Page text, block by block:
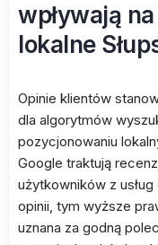
wpływają
lokalne
Opinie klientów
dla algorytmów
pozycjonowaniu
Google traktują
użytkowników z
opinii, tym wyższe
uznana za godną